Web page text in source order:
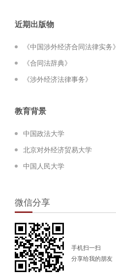
近期出版物
《中国涉外经济合同法律实务》
《合同法辞典》
《涉外经济法律事务》
教育背景
中国政法大学
北京对外经济贸易大学
中国人民大学
微信分享
手机扫一扫
分享给我的朋友